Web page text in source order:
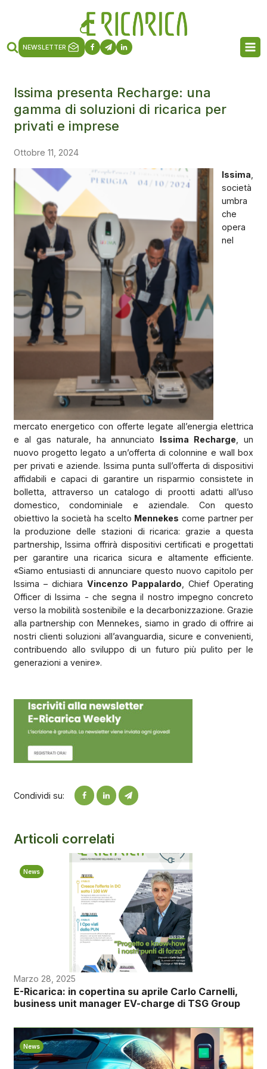
NEWSLETTER
Issima presenta Recharge: una
gamma di soluzioni di ricarica per
privati e imprese
Ottobre 11, 2024
Issima
società
umbra
che
opera
nel
mercato energetico con offerte legate all’energia elettrica
e al gas naturale, ha annunciato Issima Recharge , un
nuovo progetto legato a un’offerta di colonnine e wall box
per privati e aziende. Issima punta sull’offerta di dispositivi
affidabili e capaci di garantire un risparmio consistete in
bolletta, attraverso un catalogo di prootti adatti all’uso
domestico, condominiale e aziendale. Con questo
obiettivo la società ha scelto Mennekes come partner per
la produzione delle stazioni di ricarica: grazie a questa
partnership, Issima offrirà dispositivi certificati e progettati
per garantire una ricarica sicura e altamente efficiente.
«Siamo entusiasti di annunciare questo nuovo capitolo per
Issima – dichiara Vincenzo Pappalardo , Chief Operating
Officer di Issima - che segna il nostro impegno concreto
verso la mobilità sostenibile e la decarbonizzazione. Grazie
alla partnership con Mennekes, siamo in grado di offrire ai
nostri clienti soluzioni all’avanguardia, sicure e convenienti,
contribuendo allo sviluppo di un futuro più pulito per le
generazioni a venire».
Condividi su:
Articoli correlati
News
Marzo 28, 2025
E-Ricarica: in copertina su aprile Carlo Carnelli,
business unit manager EV-charge di TSG Group
News